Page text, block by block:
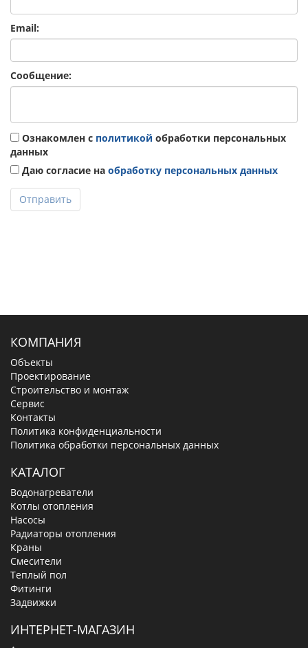
Email:
Сообщение:
Ознакомлен с политикой обработки персональных
данных
Даю согласие на обработку персональных данных
Отправить
КОМПАНИЯ
Объекты
Проектирование
Строительство и монтаж
Сервис
Контакты
Политика конфиденциальности
Политика обработки персональных данных
КАТАЛОГ
Водонагреватели
Котлы отопления
Насосы
Радиаторы отопления
Краны
Смесители
Теплый пол
Фитинги
Задвижки
ИНТЕРНЕТ-МАГАЗИН